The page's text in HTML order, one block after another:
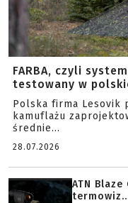
FARBA, czyli
testowany w
Polska firma Lesovik
kamuflażu
średnie...
28.07.2026
ATN